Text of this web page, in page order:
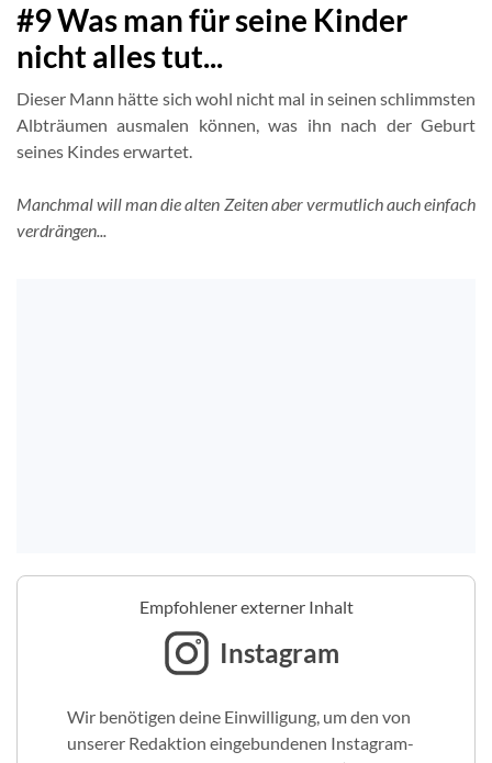
#9 Was man für seine Kinder
nicht alles tut...
Dieser Mann hätte sich wohl nicht mal in seinen schlimmsten
Albträumen ausmalen können, was ihn nach der Geburt
seines Kindes erwartet.
Manchmal will man die alten Zeiten aber vermutlich auch einfach
verdrängen...
Empfohlener externer Inhalt
Instagram
Wir benötigen deine Einwilligung, um den von
unserer Redaktion eingebundenen Instagram-